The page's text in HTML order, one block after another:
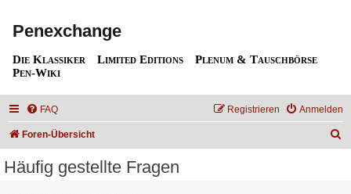
Penexchange
Die Klassiker Limited Editions
Plenum & Tauschbörse
Pen-Wiki
FAQ Anmelden
Registrieren
Foren-Übersicht
Häufig gestellte Fragen